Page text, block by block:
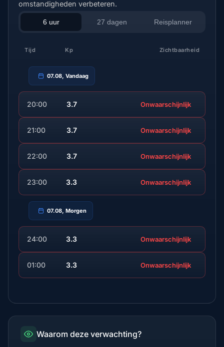
omstandigheden verbeteren.
6 uur 27 dagen Reisplanner
Tijd Kp Zichtbaarheid
07.08, Vandaag
20:00 3.7 Onwaarschijnlijk
21:00 3.7 Onwaarschijnlijk
22:00 3.7 Onwaarschijnlijk
23:00 3.3 Onwaarschijnlijk
07.08, Morgen
24:00 3.3 Onwaarschijnlijk
01:00 3.3 Onwaarschijnlijk
Waarom deze verwachting?